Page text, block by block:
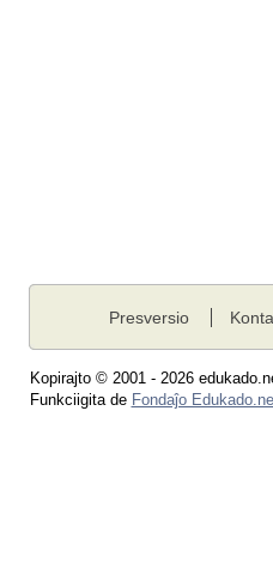
Presversio
Kopirajto © 2001 - 2026
Funkciigita de Fondaĵo